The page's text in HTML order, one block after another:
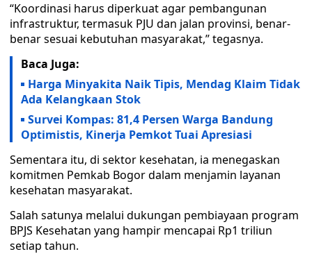
“Koordinasi harus diperkuat agar pembangunan
infrastruktur, termasuk PJU dan jalan provinsi, benar-
benar sesuai kebutuhan masyarakat,” tegasnya.
Baca Juga:
Harga Minyakita Naik Tipis, Mendag Klaim Tidak
Ada Kelangkaan Stok
Survei Kompas: 81,4 Persen Warga Bandung
Optimistis, Kinerja Pemkot Tuai Apresiasi
Sementara itu, di sektor kesehatan, ia menegaskan
komitmen Pemkab Bogor dalam menjamin layanan
kesehatan masyarakat.
Salah satunya melalui dukungan pembiayaan program
BPJS Kesehatan yang hampir mencapai Rp1 triliun
setiap tahun.